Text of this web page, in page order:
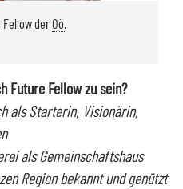
Fellowder Oö.
Future Fellowzu sein?
als Starterin, Visionärin,
als Gemeinschaftshaus
Region bekannt und genützt